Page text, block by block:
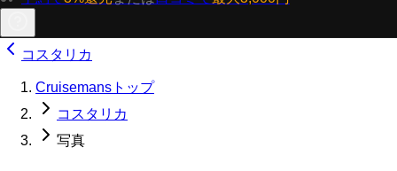
コスタリカ
Cruisemansトップ
コスタリカ
写真